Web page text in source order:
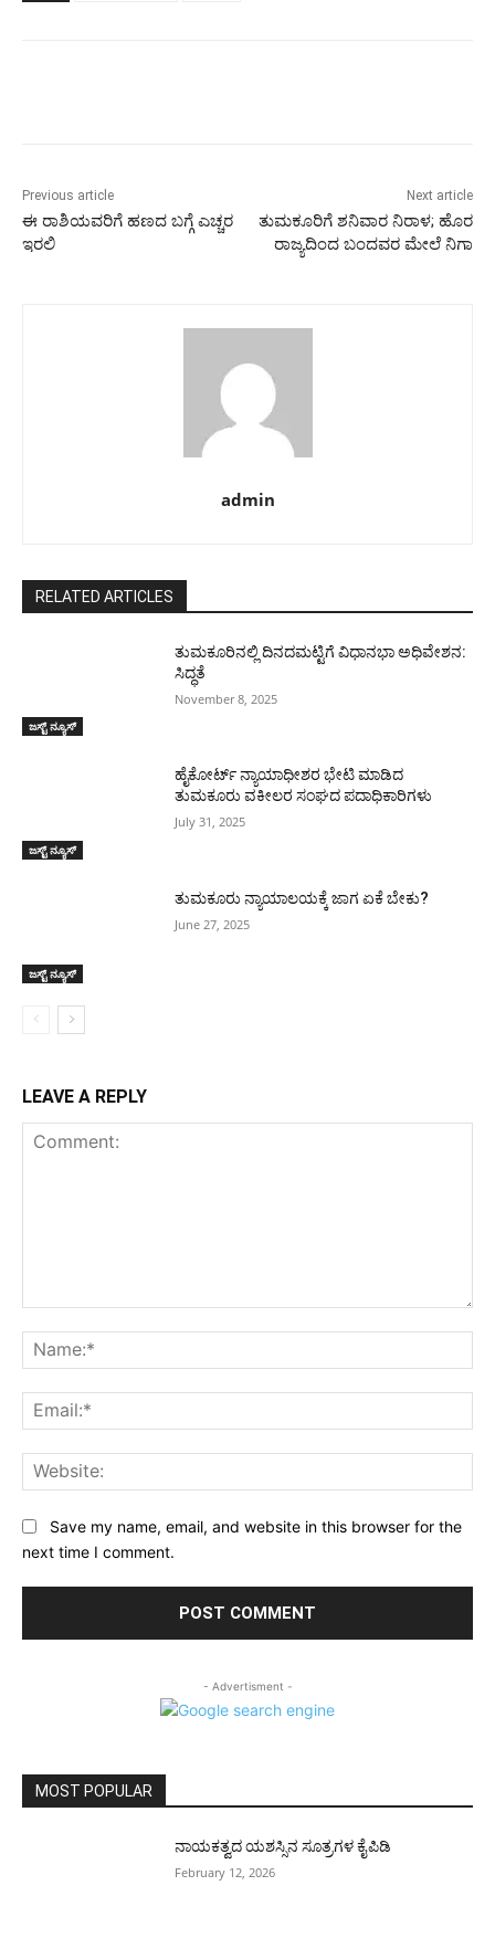
Previous article
ಈ ರಾಶಿಯವರಿಗೆ ಹಣದ ಬಗ್ಗೆ ಎಚ್ಚರ
ಇರಲಿ
Next article
ತುಮಕೂರಿಗೆ ಶನಿವಾರ ನಿರಾಳ; ಹೊರ
ರಾಜ್ಯದಿಂದ‌ ಬಂದವರ ಮೇಲೆ ನಿಗಾ
admin
RELATED ARTICLES
ಜಸ್ಟ್ ನ್ಯೂಸ್
ತುಮಕೂರಿನಲ್ಲಿ ದಿನದಮಟ್ಟಿಗೆ ವಿಧಾನಭಾ ಅಧಿವೇಶನ:
ಸಿದ್ಧತೆ
November 8, 2025
ಜಸ್ಟ್ ನ್ಯೂಸ್
ಹೈಕೋರ್ಟ್ ನ್ಯಾಯಾಧೀಶರ ಭೇಟಿ ಮಾಡಿದ
ತುಮಕೂರು ವಕೀಲರ ಸಂಘದ ಪದಾಧಿಕಾರಿಗಳು
July 31, 2025
ಜಸ್ಟ್ ನ್ಯೂಸ್
ತುಮಕೂರು ನ್ಯಾಯಾಲಯಕ್ಕೆ ಜಾಗ ಏಕೆ ಬೇಕು?
June 27, 2025
LEAVE A REPLY
Save my name, email, and website in this browser for the
next time I comment.
- Advertisment -
MOST POPULAR
ನಾಯಕತ್ವದ ಯಶಸ್ಸಿನ ಸೂತ್ರಗಳ ಕೈಪಿಡಿ
February 12, 2026